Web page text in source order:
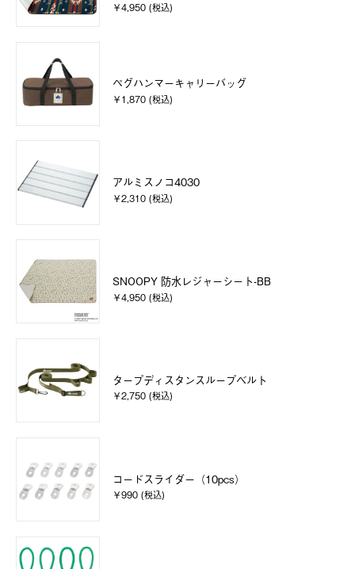
￥4,950 (税込)
ペグハンマーキャリーバッグ
￥1,870 (税込)
アルミスノコ4030
￥2,310 (税込)
SNOOPY 防水レジャーシート-BB
￥4,950 (税込)
タープディスタンスループベルト
￥2,750 (税込)
コードスライダー（10pcs）
￥990 (税込)